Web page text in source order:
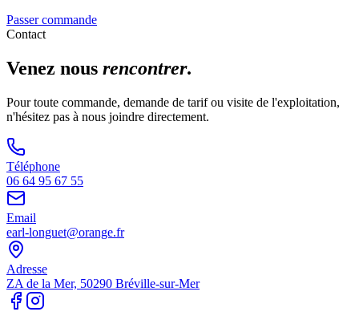
Passer commande
Contact
Venez nous rencontrer.
Pour toute commande, demande de tarif ou visite de l'exploitation,
n'hésitez pas à nous joindre directement.
Téléphone
06 64 95 67 55
Email
earl-longuet@orange.fr
Adresse
ZA de la Mer, 50290 Bréville-sur-Mer